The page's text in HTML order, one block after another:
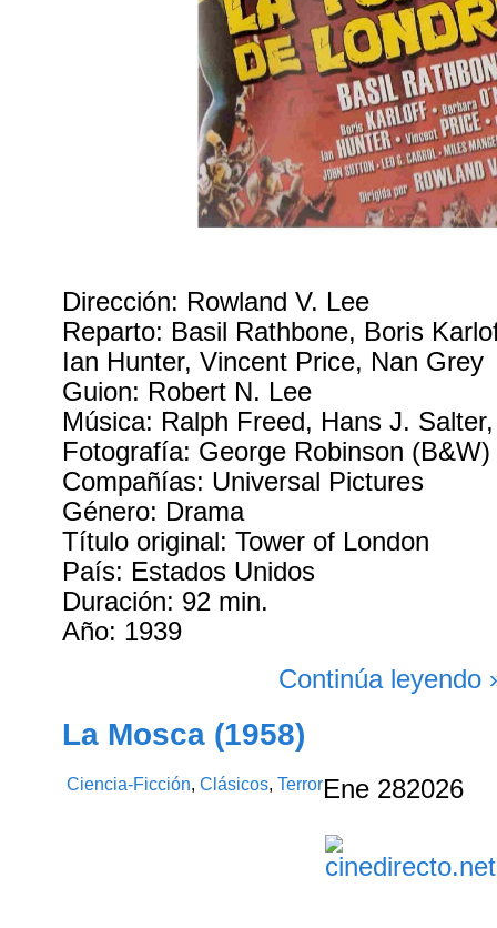
Dirección: Rowland V. Lee
Reparto: Basil Rathbone, Boris
Ian Hunter, Vincent Price, Nan Grey
Guion: Robert N. Lee
Música: Ralph Freed, Hans J.
Fotografía: George Robinson (B&W)
Compañías: Universal Pictures
Género: Drama
Título original: Tower of London
País: Estados Unidos
Duración: 92 min.
Año: 1939
Continúa leyendo
La Mosca (1958)
Ciencia-Ficción,Clásicos,TerrorEne 282026